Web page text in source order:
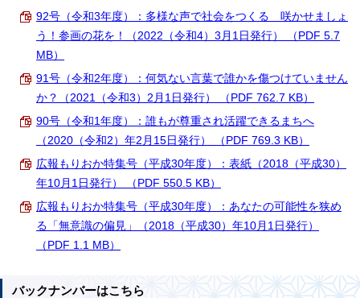
92号（令和3年度）：多様な声で社会をつくる 咲かせましょ
う！参画の花を！（2022（令和4）3月1日発行） （PDF 5.7
MB）
91号（令和2年度）：何気ない言葉で誰かを傷つけていません
か？（2021（令和3）2月1日発行） （PDF 762.7 KB）
90号（令和1年度）：誰もが尊重され活躍できるまちへ
（2020（令和2）年2月15日発行） （PDF 769.3 KB）
広報もりおか特集号（平成30年度）：表紙（2018（平成30）
年10月1日発行） （PDF 550.5 KB）
広報もりおか特集号（平成30年度）：あなたの可能性を狭め
る「無意識の偏見」（2018（平成30）年10月1日発行）
（PDF 1.1 MB）
バックナンバーはこちら